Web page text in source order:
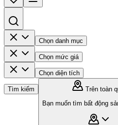
Chọn danh mục
Chọn mức giá
Chọn diện tích
Tìm kiếm
Trên toàn
Bạn muốn tìm bất động